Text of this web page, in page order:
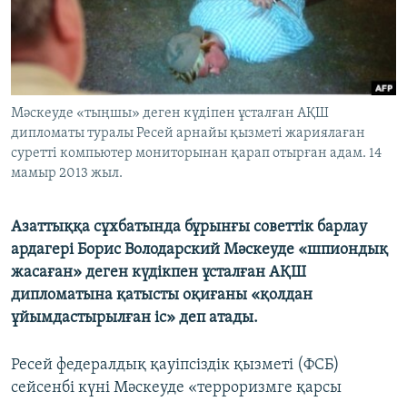
ЖАЗЫЛЫҢЫЗ
Басқа тілдерде
Мәскеуде «тыңшы» деген күдіпен ұсталған АҚШ
дипломаты туралы Ресей арнайы қызметі жариялаған
суретті компьютер мониторынан қарап отырған адам. 14
мамыр 2013 жыл.
Азаттыққа сұхбатында бұрынғы советтік барлау
ардагері Борис Володарский Мәскеуде «шпиондық
жасаған» деген күдікпен ұсталған АҚШ
дипломатына қатысты оқиғаны «қолдан
ұйымдастырылған іс» деп атады.
Ресей федералдық қауіпсіздік қызметі (ФСБ)
сейсенбі күні Мәскеуде «терроризмге қарсы